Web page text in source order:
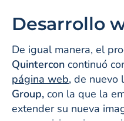
Desarrollo
De igual manera, el
Quintercon continuó
página web, de nuevo
Group, con la que la
extender su nueva